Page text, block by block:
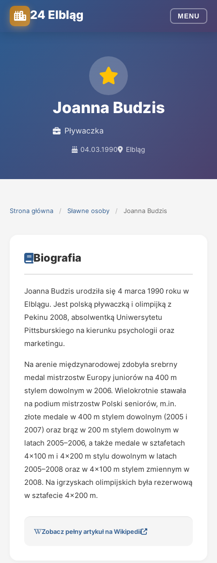
24 Elbląg MENU
Joanna Budzis
Pływaczka
04.03.1990 Elbląg
Strona główna / Sławne osoby / Joanna Budzis
Biografia
Joanna Budzis urodziła się 4 marca 1990 roku w
Elblągu. Jest polską pływaczką i olimpijką z
Pekinu 2008, absolwentką Uniwersytetu
Pittsburskiego na kierunku psychologii oraz
marketingu.
Na arenie międzynarodowej zdobyła srebrny
medal mistrzostw Europy juniorów na 400 m
stylem dowolnym w 2006. Wielokrotnie stawała
na podium mistrzostw Polski seniorów, m.in.
złote medale w 400 m stylem dowolnym (2005 i
2007) oraz brąz w 200 m stylem dowolnym w
latach 2005–2006, a także medale w sztafetach
4×100 m i 4×200 m stylu dowolnym w latach
2005–2008 oraz w 4×100 m stylem zmiennym w
2008. Na igrzyskach olimpijskich była rezerwową
w sztafecie 4×200 m.
Zobacz pełny artykuł na Wikipedii